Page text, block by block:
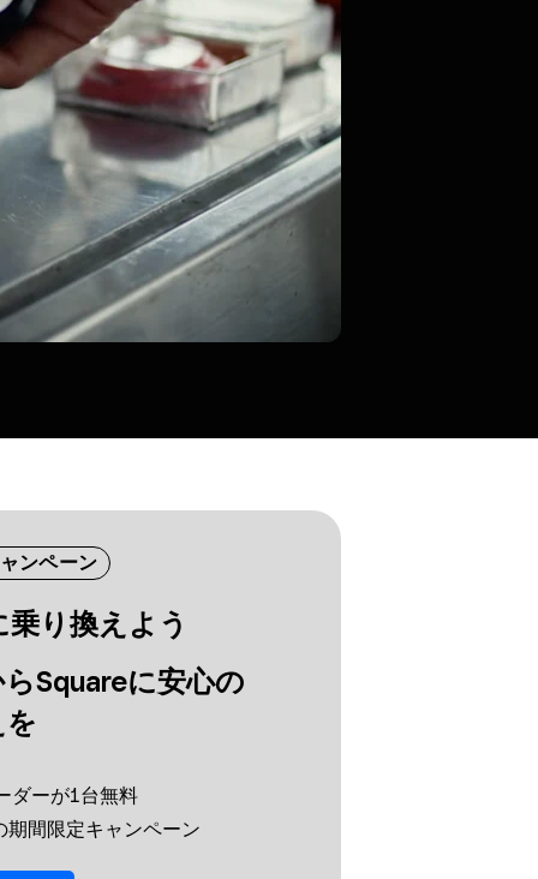
ンペーン
乗り換えよう
​Squareに​安心の​
ダーが​1台無料
間限定キャンペーン